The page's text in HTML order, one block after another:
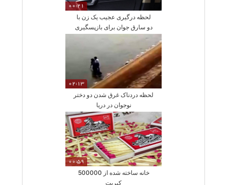
00:21
لحظه درگیری عجیب یک زن با
دو سارق جوان برای بازپسگیری
02:13
لحظه دردناک غرق شدن دو دختر
نوجوان در دریا
00:59
خانه ساخته شده از 500000
کبریت